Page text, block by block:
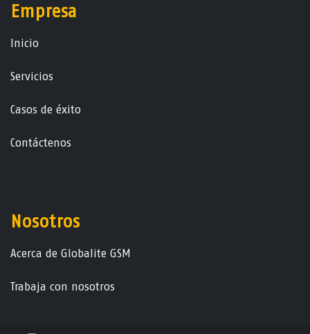
Empresa
Ini​ci​o
Servicios
Casos de éxito
Contáctenos
Nosotros
Acerca de Globalite GSM
Trabaja con nosotros